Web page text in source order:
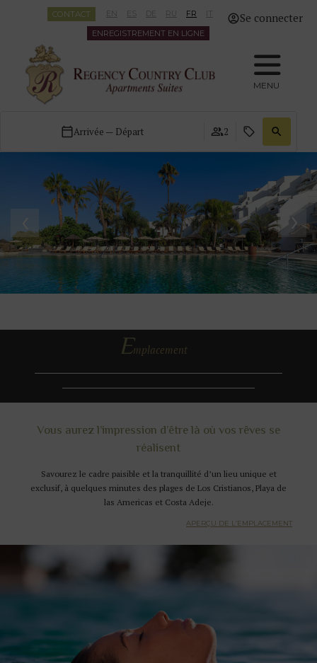
Se connecter
EN ES DE RU FR IT
CONTACT
ENREGISTREMENT EN LIGNE
MENU
Arrivée — Départ 2
Emplacement
Vous aurez l’impression d’être là où vos rêves se
réalisent
Savourez le cadre paisible et la tranquillité d’un lieu unique et
exclusif, à quelques minutes des plages de Los Cristianos, Playa de
las Americas et Costa Adeje.
APERÇU DE L’EMPLACEMENT